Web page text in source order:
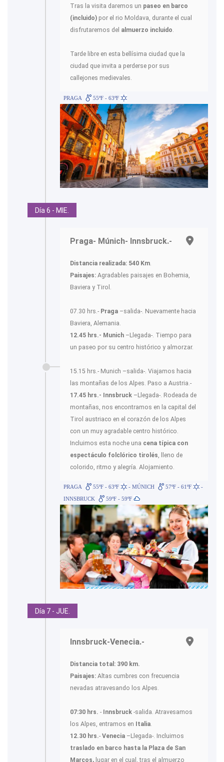
Tras la visita daremos un paseo en barco
(incluido) por el rio Moldava, durante el cual
disfrutaremos del almuerzo incluido
Tarde libre en esta bellísima ciudad que la
ciudad que invita a perderse por sus
callejones medievales.
PRAGA 55ºF - 63ºF
Día 6 - MIE.
Praga- Múnich- Innsbruck.-
Distancia realizada: 540 Km.
Paisajes: Agradables paisajes en Bohemia,
Baviera y Tirol.
07.30 hrs.- Praga –salida-. Nuevamente hacia
Baviera, Alemania.
12.45 hrs.- Munich –Llegada-. Tiempo para
un paseo por su centro histórico y almorzar.
15.15 hrs.- Munich –salida-. Viajamos hacia
las montañas de los Alpes. Paso a Austria.-
17.45 hrs.- Innsbruck –Llegada-. Rodeada de
montañas, nos encontramos en la capital del
Tirol austriaco en el corazón de los Alpes
con un muy agradable centro histórico.
Incluimos esta noche una cena típica con
espectáculo folclórico tirolés, lleno de
colorido, ritmo y alegría. Alojamiento.
PRAGA 55ºF - 63ºF - MÚNICH 57ºF - 61ºF
-
INNSBRUCK
59ºF - 59ºF
Día 7 - JUE.
Innsbruck-Venecia.-
Distancia total: 390 km.
Paisajes: Altas cumbres con frecuencia
nevadas atravesando los Alpes.
07:30 hrs. - Innsbruck -salida. Atravesamos
los Alpes, entramos en
Italia.
12.30 hrs.- Venecia –Llegada-. Incluimos
traslado en barco hasta la Plaza de San
Marcos, lugar en el cual, tras el almuerzo